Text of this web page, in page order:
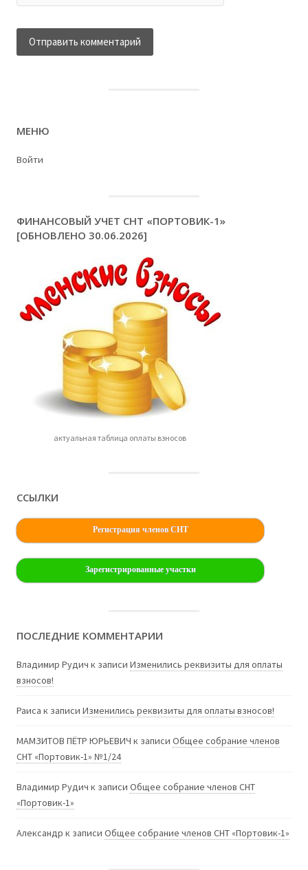
МЕНЮ
Войти
ФИНАНСОВЫЙ УЧЕТ СНТ «ПОРТОВИК-1»
[ОБНОВЛЕНО 30.06.2026]
актуальная таблица оплаты взносов
ССЫЛКИ
Регистрация членов СНТ
Зарегистрированные участки
ПОСЛЕДНИЕ КОММЕНТАРИИ
Владимир Рудич к записи Изменились реквизиты для оплаты
взносов!
Раиса к записи Изменились реквизиты для оплаты взносов!
МАМЗИТОВ ПЁТР ЮРЬЕВИЧ к записи Общее собрание членов
СНТ «Портовик-1» №1/24
Владимир Рудич к записи Общее собрание членов СНТ
«Портовик-1»
Александр к записи Общее собрание членов СНТ «Портовик-1»